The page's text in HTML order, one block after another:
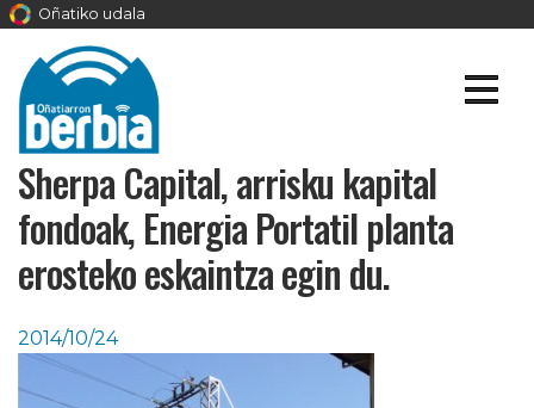
Oñatiko udala
Sherpa Capital, arrisku kapital
fondoak, Energia Portatil planta
erosteko eskaintza egin du.
2014/10/24